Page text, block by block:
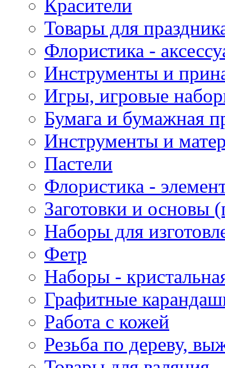
Красители
Товары для
Флористика -
Инструменты и
Игры, игровые
Бумага и бумажная
Инструменты и
Пастели
Флористика -
Заготовки и основы
Наборы для
Фетр
Наборы -
Графитные
Работа с кожей
Резьба по дереву,